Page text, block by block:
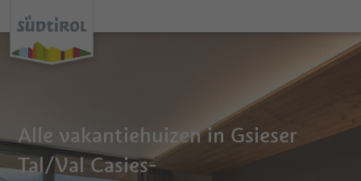
Alle vakantiehuizen in Gsieser
Tal/Val Casies-